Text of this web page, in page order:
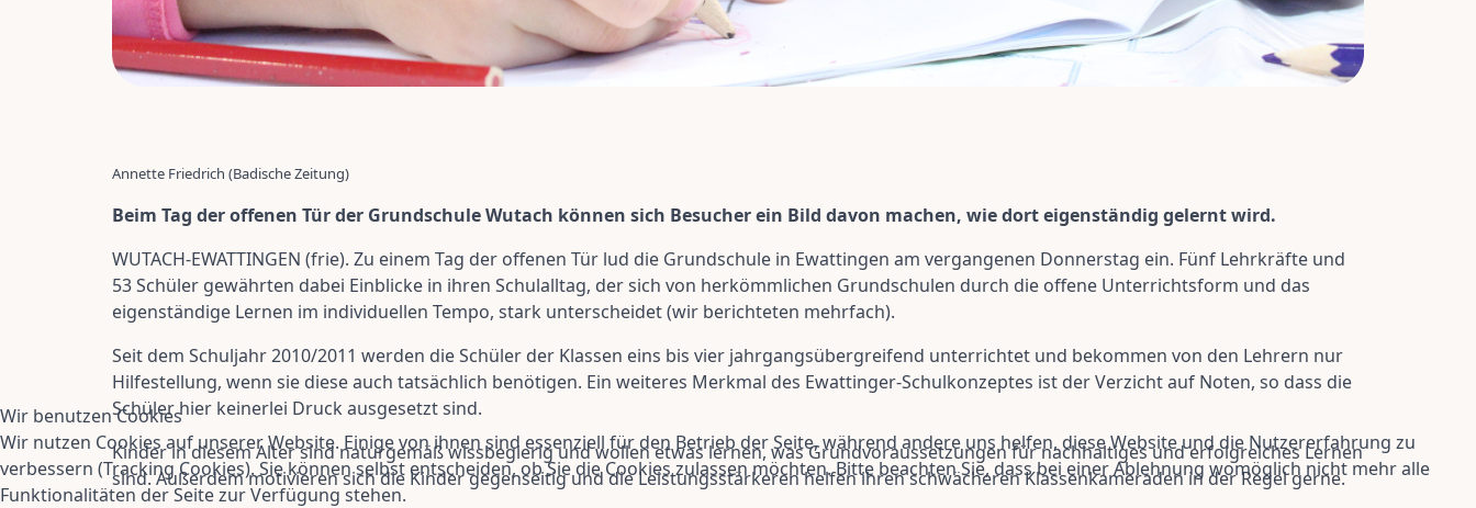
Annette Friedrich (Badische Zeitung)
Beim Tag der offenen Tür der Grundschule Wutach können sich Besucher ein Bild davon machen, wie dort eigenständig gelernt wird.
WUTACH-EWATTINGEN (frie). Zu einem Tag der offenen Tür lud die Grundschule in Ewattingen am vergangenen Donnerstag ein. Fünf Lehrkräfte und
53 Schüler gewährten dabei Einblicke in ihren Schulalltag, der sich von herkömmlichen Grundschulen durch die offene Unterrichtsform und das
eigenständige Lernen im individuellen Tempo, stark unterscheidet (wir berichteten mehrfach).
Seit dem Schuljahr 2010/2011 werden die Schüler der Klassen eins bis vier jahrgangsübergreifend unterrichtet und bekommen von den Lehrern nur
Hilfestellung, wenn sie diese auch tatsächlich benötigen. Ein weiteres Merkmal des Ewattinger-Schulkonzeptes ist der Verzicht auf Noten, so dass die
Schüler hier keinerlei Druck ausgesetzt sind.
Kinder in diesem Alter sind naturgemäß wissbegierig und wollen etwas lernen, was Grundvoraussetzungen für nachhaltiges und erfolgreiches Lernen
sind. Außerdem motivieren sich die Kinder gegenseitig und die Leistungsstärkeren helfen ihren schwächeren Klassenkameraden in der Regel gerne.
Wir benutzen Cookies
Wir nutzen Cookies auf unserer Website. Einige von ihnen sind essenziell für den Betrieb der Seite, während andere uns helfen, diese Website und die Nutzererfahrung zu
verbessern (Tracking Cookies). Sie können selbst entscheiden, ob Sie die Cookies zulassen möchten. Bitte beachten Sie, dass bei einer Ablehnung womöglich nicht mehr alle
Funktionalitäten der Seite zur Verfügung stehen.